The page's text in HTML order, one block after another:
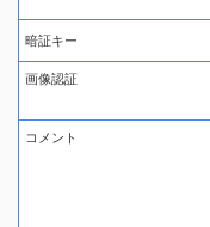
暗証キー
画像認証
コメント